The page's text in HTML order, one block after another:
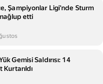
Şampiyonlar Ligi'nde Sturm
etti
Gemisi Saldırısı: 14